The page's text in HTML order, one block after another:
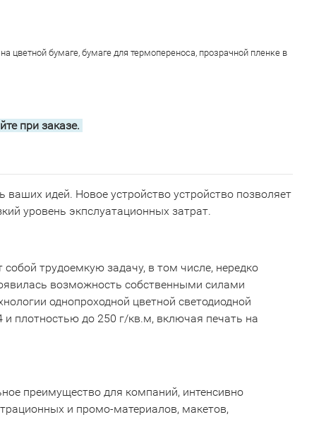
цветной бумаге, бумаге для термопереноса, прозрачной пленке в
при заказе.
идей. Новое устройство устройство позволяет
уровень экпслуатационных затрат.
трудоемкую задачу, в том числе, нередко
возможность собственными силами
однопроходной цветной светодиодной
плотностью до 250 г/кв.м, включая печать на
преимущество для компаний, интенсивно
и промо-материалов, макетов,